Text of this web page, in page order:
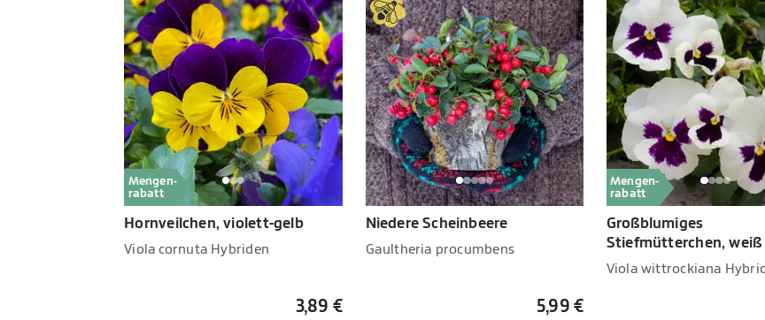
Mengen-
rabatt
Hornveilchen, violett-gelb
Viola cornuta Hybriden
3,89 €
Niedere Scheinbeere
Gaultheria procumbens
5,99 €
Mengen-
rabatt
Großblumiges
Stiefmütterchen, weiß
Viola wittrockiana